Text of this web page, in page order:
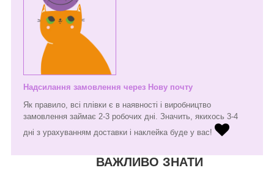
Надсилання замовлення через Нову почту
Як правило, всі плівки є в наявності і виробництво
замовлення займає 2-3 робочих дні. Значить, якихось 3-4
дні з урахуванням доставки і наклейка буде у вас!
ВАЖЛИВО ЗНАТИ